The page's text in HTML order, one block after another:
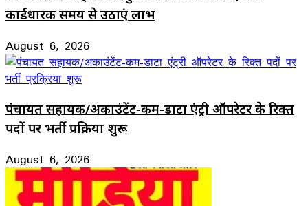
कार्डधारक समय से उठाएं लाभ
August 6, 2026
पंचायत सहायक/अकाउंटेंट-कम-डाटा एंट्री ऑपरेटर के रिक्त
पदों पर भर्ती प्रक्रिया शुरू
August 6, 2026